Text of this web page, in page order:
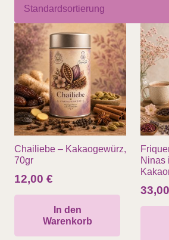
Chailiebe – Kakaogewürz,
70gr
12,00 €
In den
Warenkorb
Ninas
33,00